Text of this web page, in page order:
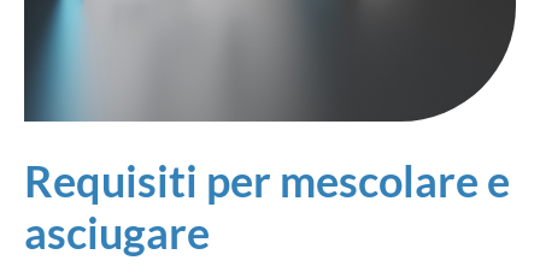
Requisiti per mescolare e
asciugare